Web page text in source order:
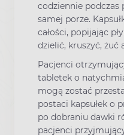
codziennie podczas
samej porze.
całości, popijając
dzielić, kruszyć, żuć
Pacjenci
tabletek o
mogą zostać
postaci kapsułek o
po dobraniu dawki
pacjenci